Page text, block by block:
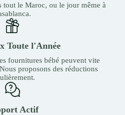
tout le Maroc, ou le jour même à
Toute l'Année
fournitures bébé peuvent vite
proposons des réductions
Actif